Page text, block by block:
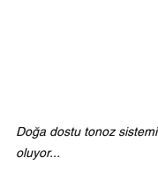
Doğa dostu tonoz
oluyor...